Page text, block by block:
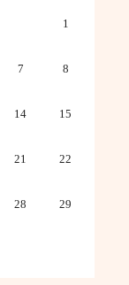
1
7 8
14 15
21 22
28 29